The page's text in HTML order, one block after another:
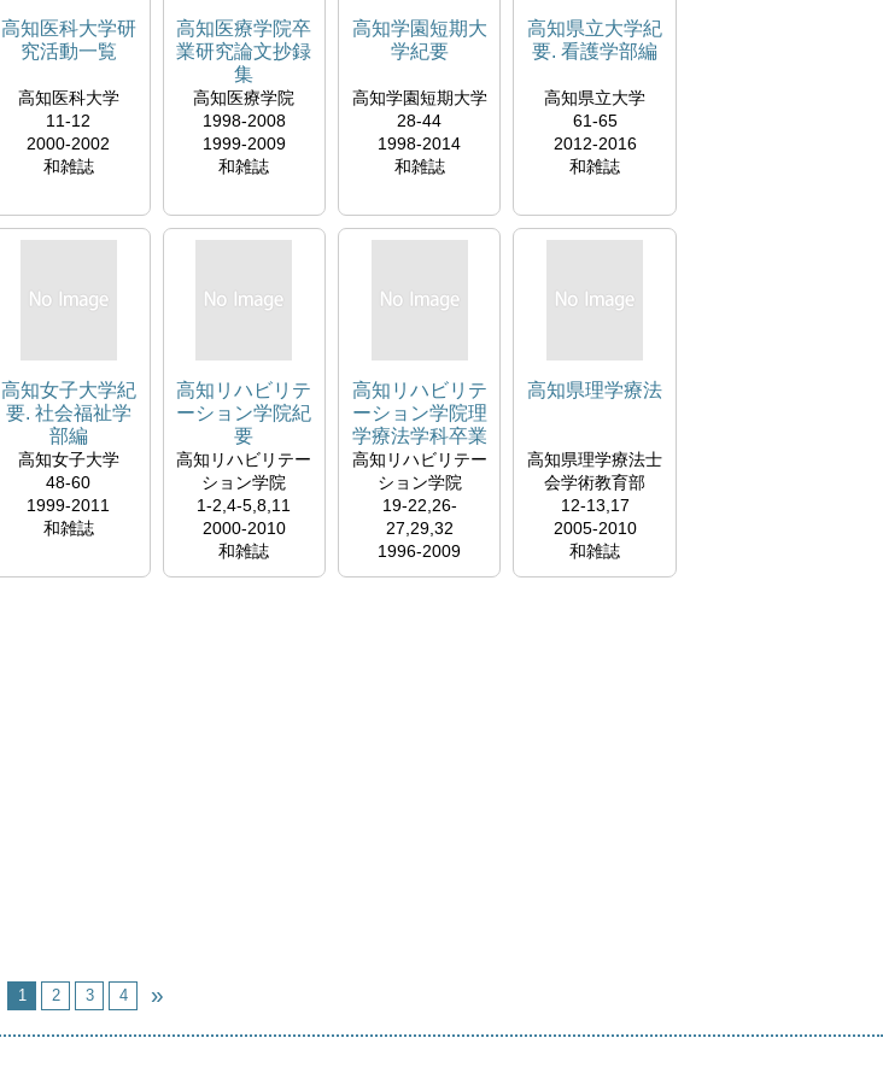
15),31(1-8,10,12-
13,15),32(1-
8,10,12-
13,15),33(1-8,10-
16),34(1-
14,16),35(1-9,11-
16),36(1-8,10-
39,40(1-8,10-
11,13,15),41(1-
8,10-11,13,15-
8,11-13,15),67(1-
8,11-13,15),68(1-
8,11-13,15),69(1-
8,11-13,15),70(1-
8,11-13,15),71(1-
8,11-14),72(1-
8,11-14),73(1-5)
1958-2026
和雑誌
高知医科大学研
究活動一覧
高知医科大学
11-12
2000-2002
和雑誌
高知医療学院卒
業研究論文抄録
集
高知医療学院
1998-2008
1999-2009
和雑誌
高知学園短期大
学紀要
高知学園短期大学
28-44
1998-2014
和雑誌
高知県立大学紀
要. 看護学部編
高知県立大学
61-65
2012-2016
和雑誌
高知女子大学紀
要. 社会福祉学
部編
高知女子大学
48-60
1999-2011
和雑誌
高知リハビリテ
ーション学院紀
要
高知リハビリテー
ション学院
1-2,4-5,8,11
2000-2010
和雑誌
http://mol.medical
高知リハビリテ
ーション学院理
学療法学科卒業
研究論文集
高知リハビリテー
ション学院
19-22,26-
27,29,32
1996-2009
和雑誌
高知県理学療法
高知県理学療法士
会学術教育部
12-13,17
2005-2010
和雑誌
http://mol.medical
1 2 3 4